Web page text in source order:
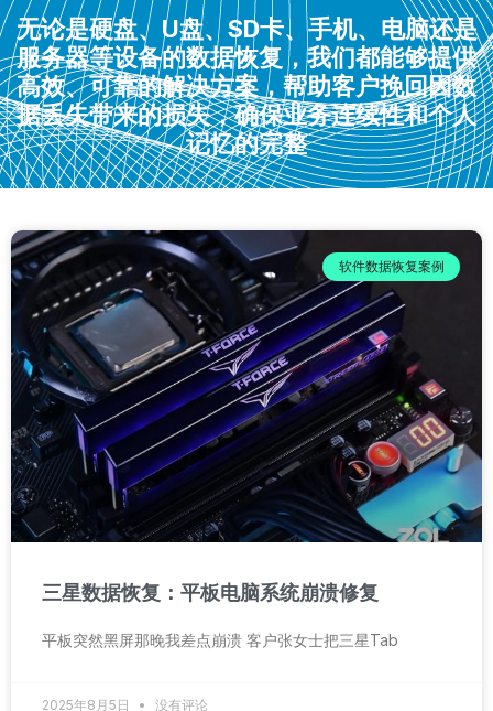
无论是硬盘、U盘、SD卡、手机、电脑还是
服务器等设备的数据恢复，我们都能够提供
高效、可靠的解决方案，帮助客户挽回因数
据丢失带来的损失，确保业务连续性和个人
记忆的完整
软件数据恢复案例
三星数据恢复：平板电脑系统崩溃修复
平板突然黑屏那晚我差点崩溃 客户张女士把三星Tab
2025年8月5日 没有评论